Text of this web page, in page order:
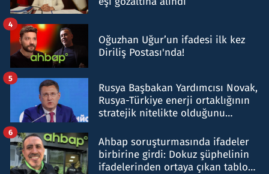
Oğuzhan Uğur’un ifadesi ilk kez
Diriliş Postası'nda!
4
Rusya Başbakan Yardımcısı Novak,
Rusya-Türkiye enerji ortaklığının
stratejik nitelikte olduğunu
5
Ahbap soruşturmasında ifadeler
birbirine girdi: Dokuz şüphelinin
ifadelerinden ortaya çıkan tablo
6